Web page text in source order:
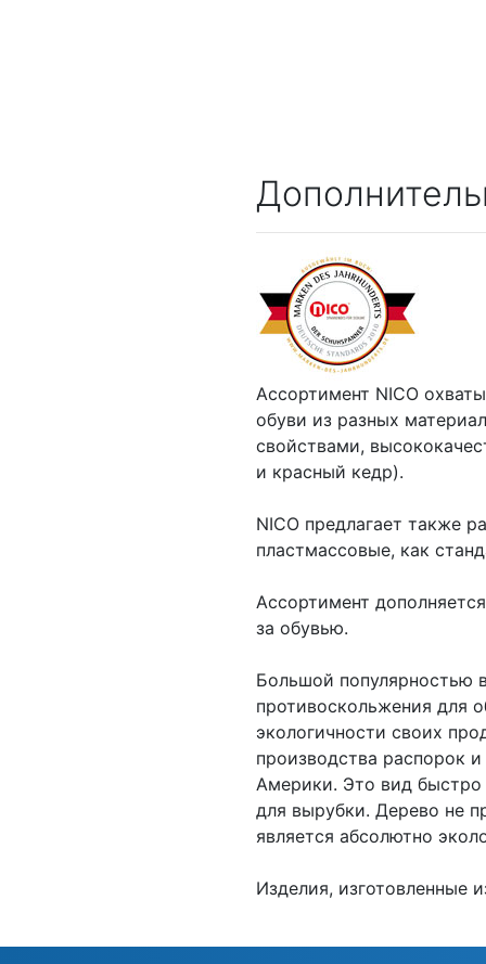
Ассортимент NICO
обуви из разных
свойствами,
и красный кедр).
NICO предлагает также
пластмассовые, как
Ассортимент
за обувью.
Большой популярностью
противоскольжения для
экологичности своих
производства распорок
Америки. Это вид быстро
для вырубки. Дерево не
является абсолютно
Изделия, изготовленные